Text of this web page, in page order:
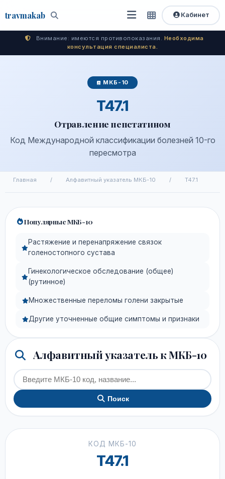
travmakab Поиск
Открыть
меню
Быстрый
доступ
Кабинет
Внимание: имеются противопоказания. Необходима
консультация специалиста.
МКБ-10
T47.1
Отравление пепстатином
Код Международной классификации болезней 10-го
пересмотра
Главная / Алфавитный указатель МКБ-10 / T47.1
Популярные МКБ-10
Растяжение и перенапряжение связок
голеностопного сустава
Гинекологическое обследование (общее)
(рутинное)
Множественные переломы голени закрытые
Другие уточненные общие симптомы и признаки
Алфавитный указатель к МКБ-10
Поиск
КОД МКБ-10
T47.1